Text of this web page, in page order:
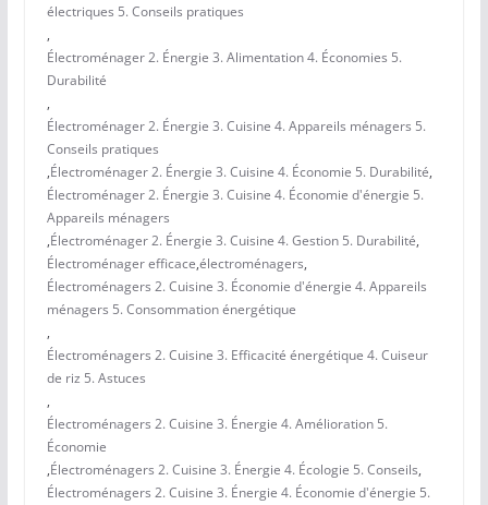
électriques 5. Conseils pratiques
,
Électroménager 2. Énergie 3. Alimentation 4. Économies 5.
Durabilité
,
Électroménager 2. Énergie 3. Cuisine 4. Appareils ménagers 5.
Conseils pratiques
,Électroménager 2. Énergie 3. Cuisine 4. Économie 5. Durabilité,
Électroménager 2. Énergie 3. Cuisine 4. Économie d'énergie 5.
Appareils ménagers
,Électroménager 2. Énergie 3. Cuisine 4. Gestion 5. Durabilité,
Électroménager efficace,électroménagers,
Électroménagers 2. Cuisine 3. Économie d'énergie 4. Appareils
ménagers 5. Consommation énergétique
,
Électroménagers 2. Cuisine 3. Efficacité énergétique 4. Cuiseur
de riz 5. Astuces
,
Électroménagers 2. Cuisine 3. Énergie 4. Amélioration 5.
Économie
,Électroménagers 2. Cuisine 3. Énergie 4. Écologie 5. Conseils,
Électroménagers 2. Cuisine 3. Énergie 4. Économie d'énergie 5.